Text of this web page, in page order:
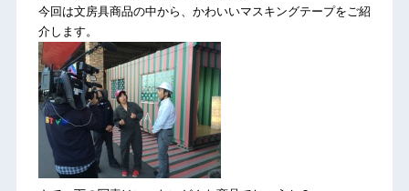
今回は文房具商品の中から、かわいいマスキングテープをご紹
介します。